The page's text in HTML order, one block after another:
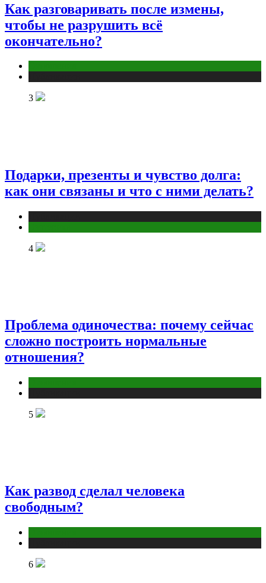
Как разговаривать после измены,
чтобы не разрушить всё
окончательно?
3
Подарки, презенты и чувство долга:
как они связаны и что с ними делать?
4
Проблема одиночества: почему сейчас
сложно построить нормальные
отношения?
5
Как развод сделал человека
свободным?
6